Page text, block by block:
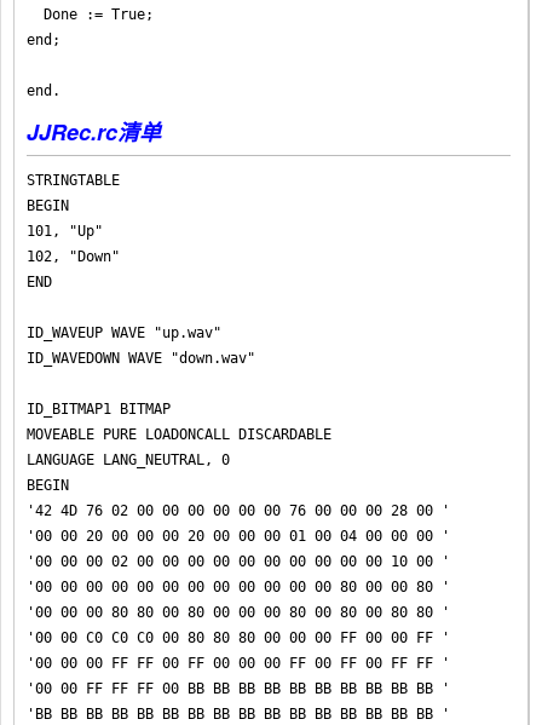
  Done := True;
end;
end.
JJRec.rc清单
STRINGTABLE
BEGIN
101, "Up"
102, "Down"
END
ID_WAVEUP WAVE "up.wav"
ID_WAVEDOWN WAVE "down.wav"
ID_BITMAP1 BITMAP
MOVEABLE PURE LOADONCALL DISCARDABLE
LANGUAGE LANG_NEUTRAL, 0
BEGIN
'42 4D 76 02 00 00 00 00 00 00 76 00 00 00 28 00 '
'00 00 20 00 00 00 20 00 00 00 01 00 04 00 00 00 '
'00 00 00 02 00 00 00 00 00 00 00 00 00 00 10 00 '
'00 00 00 00 00 00 00 00 00 00 00 00 80 00 00 80 '
'00 00 00 80 80 00 80 00 00 00 80 00 80 00 80 80 '
'00 00 C0 C0 C0 00 80 80 80 00 00 00 FF 00 00 FF '
'00 00 00 FF FF 00 FF 00 00 00 FF 00 FF 00 FF FF '
'00 00 FF FF FF 00 BB BB BB BB BB BB BB BB BB BB '
'BB BB BB BB BB BB BB BB BB BB BB BB BB BB BB BB '